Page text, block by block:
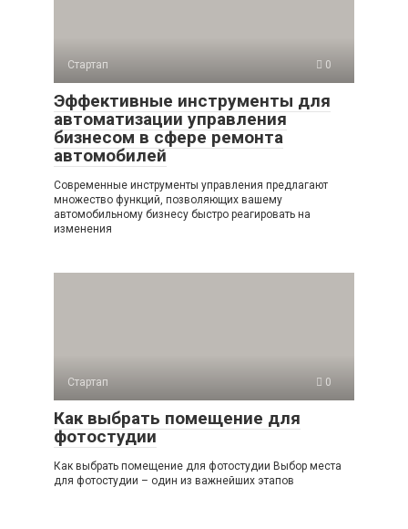
Стартап 0
Эффективные инструменты для
автоматизации управления
бизнесом в сфере ремонта
автомобилей
Современные инструменты управления предлагают
множество функций, позволяющих вашему
автомобильному бизнесу быстро реагировать на
изменения
Стартап 0
Как выбрать помещение для
фотостудии
Как выбрать помещение для фотостудии Выбор места
для фотостудии – один из важнейших этапов